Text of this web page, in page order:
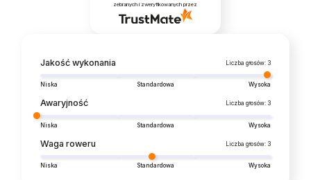
zebranych i zweryfikowanych przez
Jakość wykonania Liczba głosów: 3
Niska Standardowa Wysoka
Awaryjność Liczba głosów: 3
Niska Standardowa Wysoka
Waga roweru Liczba głosów: 3
Niska Standardowa Wysoka